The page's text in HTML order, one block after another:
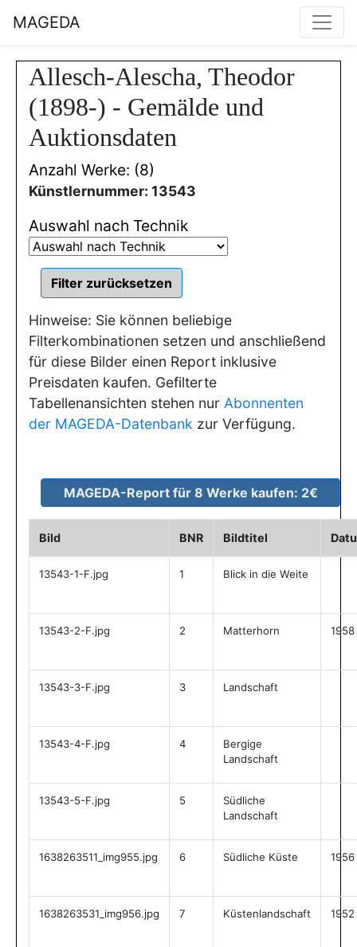
MAGEDA
Allesch-Alescha, Theodor
(1898-) - Gemälde und
Auktionsdaten
Anzahl Werke: (8)
Künstlernummer: 13543
Auswahl nach Technik
Hinweise: Sie können beliebige
Filterkombinationen setzen und anschließend
für diese Bilder einen Report inklusive
Preisdaten kaufen. Gefilterte
Tabellenansichten stehen nur Abonnenten
der MAGEDA-Datenbank zur Verfügung.
Bild BNR Bildtitel
13543-1-F.jpg 1 Blick in die Weite
13543-2-F.jpg 2 Matterhorn 1958
13543-3-F.jpg 3 Landschaft
13543-4-F.jpg 4
Bergige
Landschaft
13543-5-F.jpg 5
Südliche
Landschaft
1638263511_img955.jpg 6 Südliche Küste 1956
1638263531_img956.jpg 7 Küstenlandschaft 1952